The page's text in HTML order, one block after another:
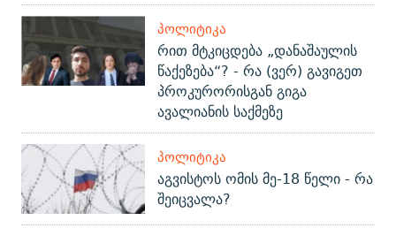
ᲞᲝᲚᲘᲢᲘᲙᲐ
რით მტკიცდება „დანაშაულის
წაქეზება“? - რა (ვერ) გავიგეთ
პროკურორისგან გიგა
ავალიანის საქმეზე
ᲞᲝᲚᲘᲢᲘᲙᲐ
აგვისტოს ომის მე-18 წელი - რა
შეიცვალა?